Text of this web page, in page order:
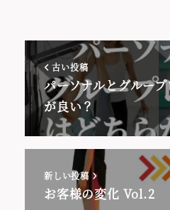
古い投稿
パーソナルとグルー
が良い？
新しい投稿
お客様の変化 Vol.2